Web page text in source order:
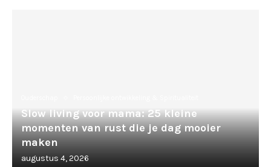
Slow living voor mama: 25 kleine
momenten van rust die je dag mooier
maken
augustus 4, 2026